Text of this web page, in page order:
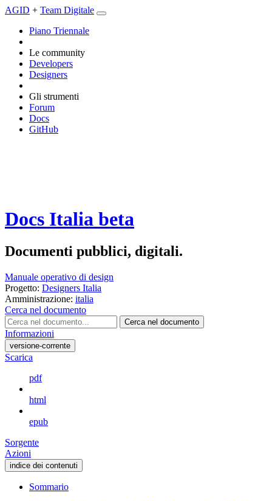
AGID + Team Digitale
Piano Triennale
Le community
Developers
Designers
Gli strumenti
Forum
Docs
GitHub
Docs Italia beta
Documenti pubblici, digitali.
Manuale operativo di design
Progetto: Designers Italia
Amministrazione: italia
Cerca nel documento
Cerca nel documento
Informazioni
versione-corrente
Scarica
pdf
html
epub
Sorgente
Azioni
indice dei contenuti
Sommario